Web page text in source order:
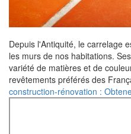
Depuis l'Antiquité, le carrelage
les murs de nos habitations.
variété de matières et de
revêtements préférés des
construction-rénovation :